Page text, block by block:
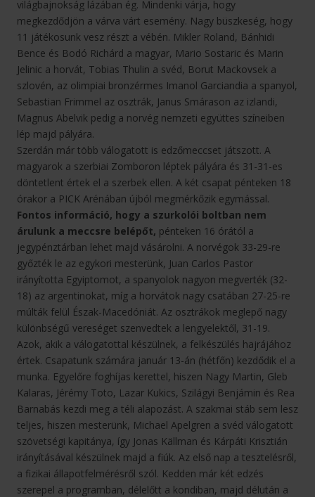
világbajnokság lázában ég. Mindenki várja, hogy
megkezdődjön a várva várt esemény. Nagy büszkeség, hogy
11 játékosunk vesz részt a vébén. Mikler Roland, Bánhidi
Bence és Bodó Richárd a magyar, Mario Sostaric és Marin
Jelinic a horvát, Tobias Thulin a svéd, Borut Mackovsek a
szlovén, az olimpiai bronzérmes Imanol Garciandia a spanyol,
Sebastian Frimmel az osztrák, Janus Smárason az izlandi,
Magnus Abelvik pedig a norvég nemzeti együttes színeiben
lép majd pályára.
Szerdán már több válogatott is edzőmeccset játszott. A
magyarok a szerbiai Zomboron léptek pályára és 31-31-es
döntetlent értek el a szerbek ellen. A két csapat pénteken 18
órakor a PICK Arénában újból megmérkőzik egymással.
Fontos információ, hogy a szurkolói boltban nem
árulunk a meccsre belépőt, pénteken 16 órától a
jegypénztárban lehet majd vásárolni. A norvégok 33-29-re
győzték le az egykori mesterünk, Juan Carlos Pastor
irányította Egyiptomot, a spanyolok nagyon megverték (32-
18) az argentinokat, míg a horvátok nagy csatában 27-25-re
múlták felül Észak-Macedóniát. Az osztrákok meglepő nagy
különbségű vereséget szenvedtek a lengyelektől, 31-19.
Azok, akik a válogatottal készülnek, a felkészülés hajrájához
értek. Csapatunk számára január 13-án (hétfőn) kezdődik el a
munka. Egyelőre foghíjas kerettel, hiszen Nagy Martin, Gleb
Kalaras, Jérémy Toto, Lazar Kukics, Szilágyi Benjámin és Rea
Barnabás kezdi meg a téli alapozást. A szakmai stáb sem lesz
teljes, hiszen mesterünk, Michael Apelgren a svéd válogatott
szövetségi kapitánya, így Jonas Källman és Kárpáti Krisztián
irányításával készülnek majd a fiúk. Az első nap a tesztelésről,
a fizikai állapotfelmérésről szól. Kedden már két edzés
szerepel a programban, délelőtt a kondiban, majd délután a